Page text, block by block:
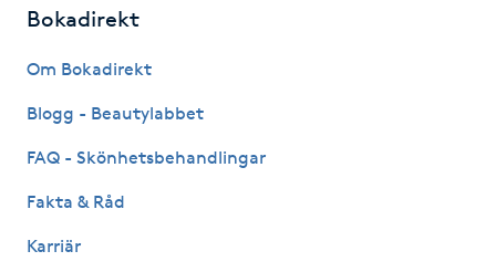
Hårförlängning
Hårvård
Hälsprickor
Bokadirekt
Om Bokadirekt
Blogg - Beautylabbet
FAQ - Skönhetsbehandlingar
Fakta & Råd
Karriär